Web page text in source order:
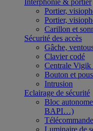
Interphonie & portier
Portier,
Portier,
Carillon et
Sécurité des accès
Gâche,
Clavier codé
Centrale Vigik
Bouton et
Intrusion
Eclairage de sécurité
Bloc
BAPI…)
Luminaire de